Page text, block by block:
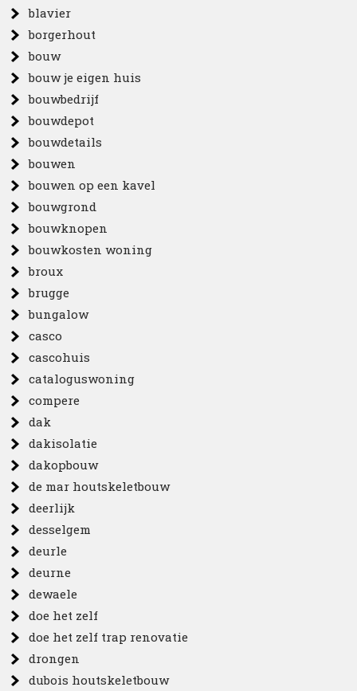
blavier
borgerhout
bouw
bouw je eigen huis
bouwbedrijf
bouwdepot
bouwdetails
bouwen
bouwen op een kavel
bouwgrond
bouwknopen
bouwkosten woning
broux
brugge
bungalow
casco
cascohuis
cataloguswoning
compere
dak
dakisolatie
dakopbouw
de mar houtskeletbouw
deerlijk
desselgem
deurle
deurne
dewaele
doe het zelf
doe het zelf trap renovatie
drongen
dubois houtskeletbouw